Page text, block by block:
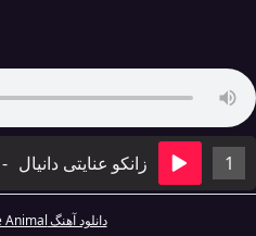
1 زانکو عنایتی دانیال -
دانلود آهنگ Free the Animal از Sia